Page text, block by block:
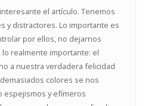
el artículo. Tenemos
y distractores. Lo importante es
por ellos, no dejarnos
lo realmente importante: el
a nuestra verdadera felicidad
colores se nos
espejismos y efímeros